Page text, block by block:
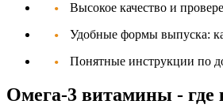
Высокое качество и
Удобные формы выпуска:
Понятные инструкции по
Омега-3 витамины - где